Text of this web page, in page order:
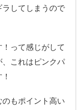
してしまうので
って感じがして
、これはピンクパ
もポイント高い